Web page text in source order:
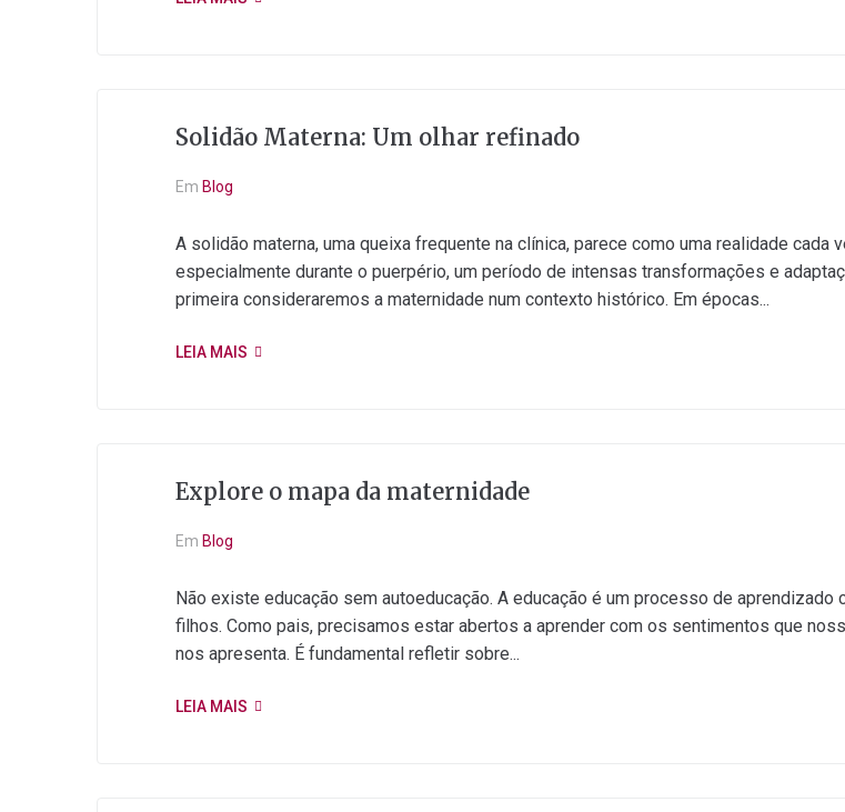
Solidão Materna: Um olhar refinado
Em Blog
A solidão materna, uma queixa frequente na clínica, parece como uma realidade
especialmente durante o puerpério, um período de intensas transformações e
primeira consideraremos a maternidade num contexto histórico. Em épocas...
LEIA MAIS
Explore o mapa da maternidade
Em Blog
Não existe educação sem autoeducação. A educação é um processo de
filhos. Como pais, precisamos estar abertos a aprender com os sentimentos que
nos apresenta. É fundamental refletir sobre...
LEIA MAIS